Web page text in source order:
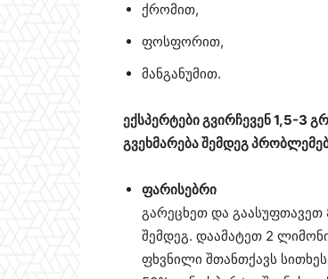
ქრომით,
ფოსფორით,
მანგანუმით.
ექსპერტები გვირჩევენ 1,5-3
გვეხმარება შემდეგ
ფარისებრი
გარეცხეთ და გაასუფთავეთ
შემდეგ. დაამატეთ 2
ფხვნილი შთანთქავს